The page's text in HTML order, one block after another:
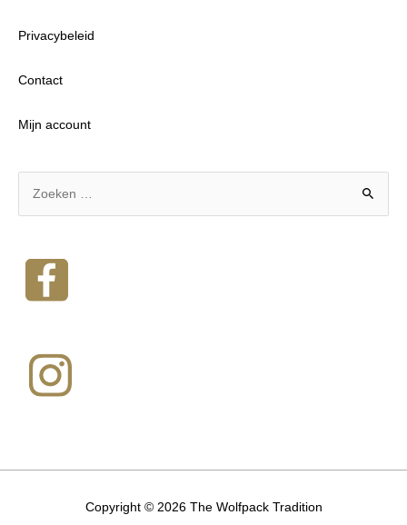
Privacybeleid
Contact
Mijn account
Copyright © 2026 The Wolfpack Tradition